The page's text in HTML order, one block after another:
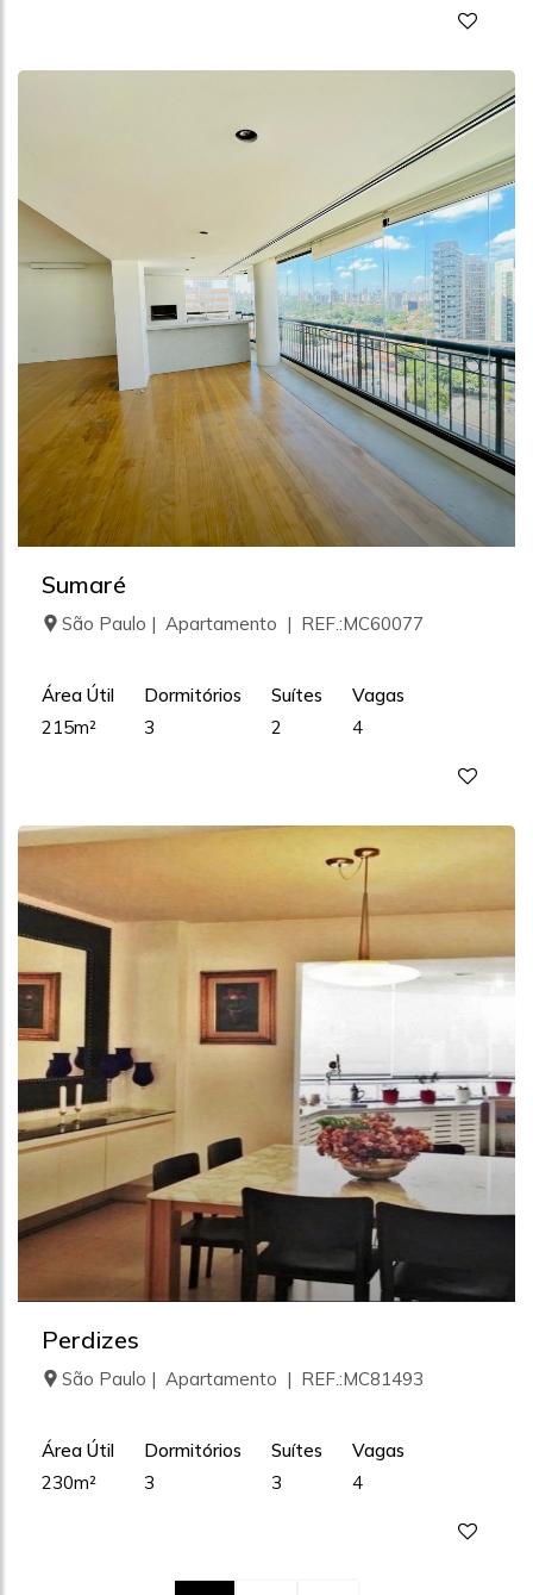
Sumaré
São Paulo | Apartamento | REF.:MC60077
Área Útil
215m²
Dormitórios
3
Suítes
2
Vagas
4
Perdizes
São Paulo | Apartamento | REF.:MC81493
Área Útil
230m²
Dormitórios
3
Suítes
3
Vagas
4